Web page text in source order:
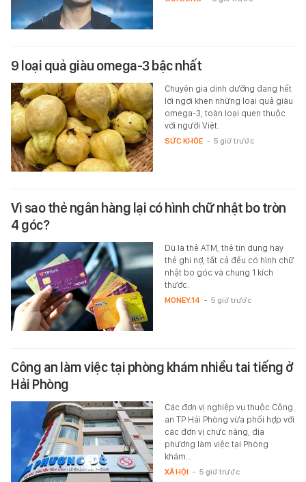
9 loại quả giàu omega-3 bậc nhất
Chuyên gia dinh dưỡng đang hết
lời ngợi khen những loại quả giàu
omega-3, toàn loại quen thuộc
với người Việt.
SỨC KHỎE - 5 giờ trước
Vì sao thẻ ngân hàng lại có hình chữ nhật bo tròn
4 góc?
Dù là thẻ ATM, thẻ tín dụng hay
thẻ ghi nợ, tất cả đều có hình chữ
nhật bo góc và chung 1 kích
thước.
MONEY.14 - 5 giờ trước
Công an làm việc tại phòng khám nhiều tai tiếng ở
Hải Phòng
Các đơn vị nghiệp vụ thuộc Công
an TP Hải Phòng vừa phối hợp với
các đơn vị chức năng, địa
phương làm việc tại Phòng
khám…
XÃ HỘI - 5 giờ trước